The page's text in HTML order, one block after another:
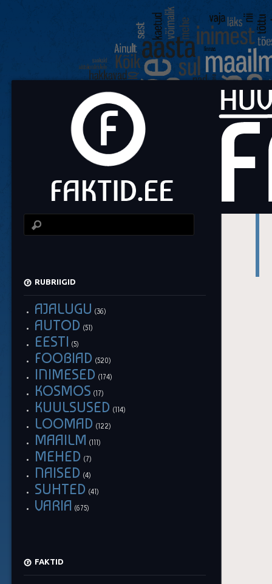
RUBRIIGID
AJALUGU (36)
AUTOD (51)
EESTI (5)
FOOBIAD (520)
INIMESED (174)
KOSMOS (17)
KUULSUSED (114)
LOOMAD (122)
MAAILM (111)
MEHED (7)
NAISED (4)
SUHTED (41)
VARIA (675)
FAKTID